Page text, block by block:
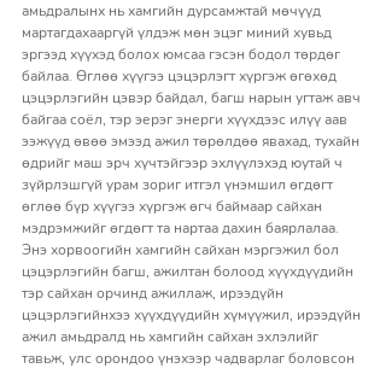
амьдралынх нь хамгийн дурсамжтай мөчүүд
мартагдахааргүй үлдэж мөн эцэг миний хувьд
эргээд хүүхэд болох юмсаа гэсэн бодол төрдөг
байлаа. Өглөө хүүгээ цэцэрлэгт хүргэж өгөхөд
цэцэрлэгийн цэвэр байдал, багш нарын угтаж авч
байгаа соёл, тэр эерэг энерги хүүхдээс илүү аав
ээжүүд өвөө эмээд ажил төрөлдөө явахад, тухайн
өдрийг маш эрч хүчтэйгээр эхлүүлэхэд юутай ч
зүйрлэшгүй урам зориг итгэл үнэмшил өгдөгт
өглөө бүр хүүгээ хүргэж өгч баймаар сайхан
мэдрэмжийг өгдөгт та нартаа дахин баярлалаа.
Энэ хорвоогийн хамгийн сайхан мэргэжил бол
цэцэрлэгийн багш, ажилтан болоод хүүхдүүдийн
тэр сайхан орчинд ажиллаж, ирээдүйн
цэцэрлэгийнхээ хүүхдүүдийн хүмүүжил, ирээдүйн
ажил амьдралд нь хамгийн сайхан эхлэлийг
тавьж, улс орондоо үнэхээр чадварлаг боловсон